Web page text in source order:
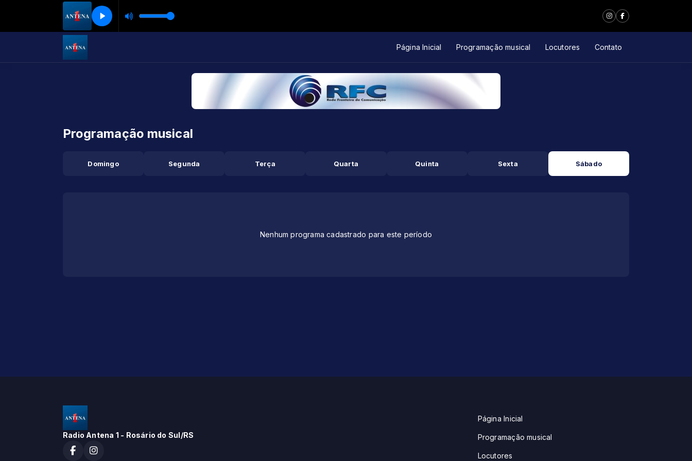
Página Inicial Programação musical Locutores Contato
Programação musical
Domingo Segunda Terça Quarta Quinta Sexta Sábado
Nenhum programa cadastrado para este período
Radio Antena 1 - Rosário do Sul/RS
Página Inicial
Programação musical
Locutores